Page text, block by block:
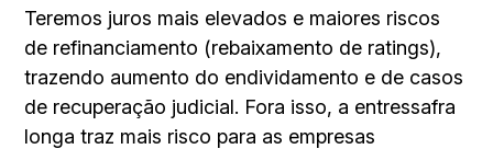
Teremos juros mais elevados e maiores riscos
de refinanciamento (rebaixamento de ratings),
trazendo aumento do endividamento e de casos
de recuperação judicial. Fora isso, a entressafra
longa traz mais risco para as empresas